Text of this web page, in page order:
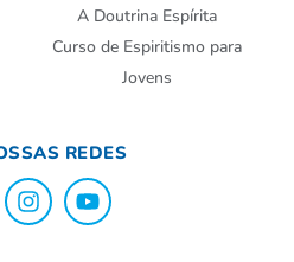
A Doutrina Espírita
Curso de Espiritismo para
Jovens
REDES